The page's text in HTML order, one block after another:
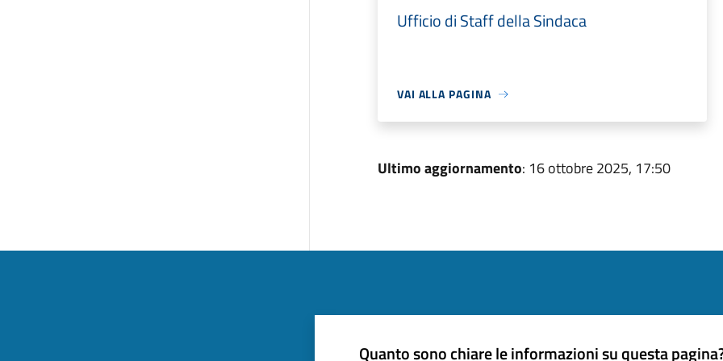
Ufficio di Staff della Sindaca
VAI ALLA PAGINA
Ultimo aggiornamento: 16 ottobre 2025, 17:50
Quanto sono chiare le informazioni su questa